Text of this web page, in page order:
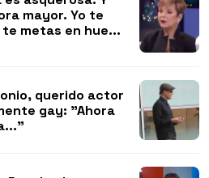
mayor. Yo te
metas en hue...
querido actor
gay: "Ahora